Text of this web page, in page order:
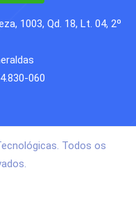
1003, Qd. 18, Lt. 04, 2º
060
Todos os